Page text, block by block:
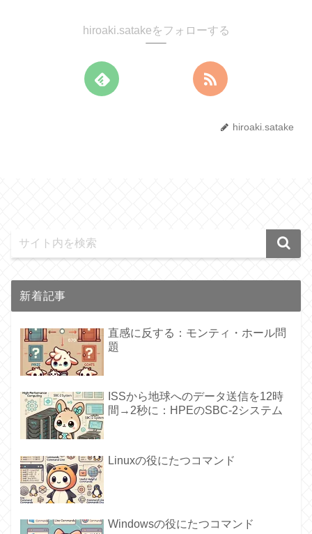
hiroaki.satakeをフォローする
hiroaki.satake
新着記事
直感に反する：モンティ・ホール問
題
ISSから地球へのデータ送信を12時
間→2秒に：HPEのSBC-2システム
Linuxの役にたつコマンド
Windowsの役にたつコマンド